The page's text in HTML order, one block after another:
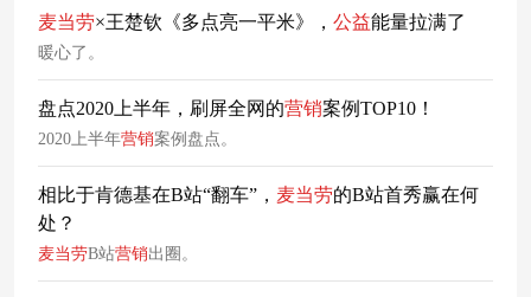
麦当劳×王楚钦《多点亮一平米》， 公益能量拉满了
暖心了。
盘点2020上半年，刷屏全网的营销案例TOP10！
2020上半年营销案例盘点。
相比于肯德基在B站“翻车”， 麦当劳的B站首秀赢在何
处？
麦当劳B站营销出圈。